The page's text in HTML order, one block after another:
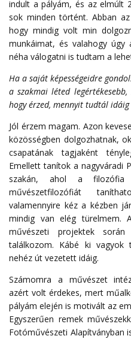
indult a pályám, és az elmúlt
sok minden történt. Abban
hogy mindig volt min
munkáimat, és valahogy úgy
néha válogatni is tudtam a
Ha a saját képességeidre
a szakmai léted
hogy érzed, mennyit tudtál
Jól érzem magam. Azon
közösségben dolgozhatnak,
csapatának tagjaként
Emellett tanítok a nagyváradi
szakán, ahol a filozófia
művészetfilozófiát
valamennyire kéz a kézben
mindig van elég türelmem.
művészeti projektek
találkozom. Kábé ki vagyok
nehéz út vezetett idáig.
Számomra a művészet
azért volt érdekes, mert
pályám elején is motivált az
Egyszerűen remek
Fotóművészeti Alapítványban